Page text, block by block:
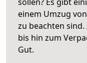
einem Umzug
zu beachten sind.
bis hin zum
Gut.